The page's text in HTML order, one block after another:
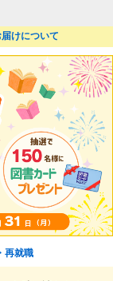
けについて
再就職